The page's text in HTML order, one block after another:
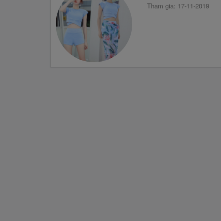
Tham gia: 17-11-2019